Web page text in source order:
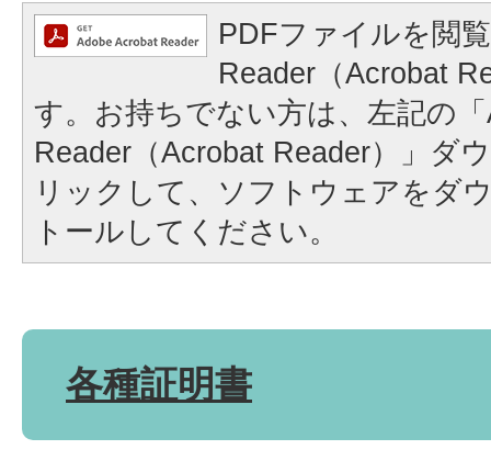
PDFファイルを閲
Reader（Acrobat
す。お持ちでない方は、左記の
Reader（Acrobat Reader）」ダ
リックして、ソフトウェアをダ
トールしてください。
各種証明書